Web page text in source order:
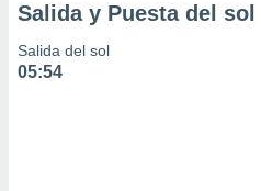
Salida y Puesta del sol
Salida del sol
05:54